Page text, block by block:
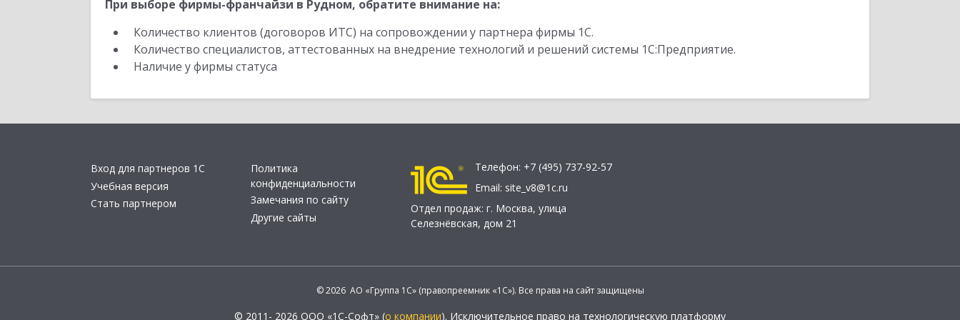
При выборе фирмы-франчайзи в Рудном, обратите внимание на:
Количество клиентов (договоров ИТС) на сопровождении у партнера фирмы 1С.
Количество специалистов, аттестованных на внедрение технологий и решений системы 1С:Предприятие.
Наличие у фирмы статуса
Вход для партнеров 1С
Учебная версия
Стать партнером
Политика
конфиденциальности
Замечания по сайту
Другие сайты
Телефон: +7 (495) 737-92-57
Email: site_v8@1c.ru
Отдел продаж: г. Москва, улица
Селезнёвская, дом 21
© 2026 АО «Группа 1С» (правопреемник «1С»). Все права на сайт защищены
© 2011- 2026 ООО «1С-Софт» (о компании). Исключительное право на технологическую платформу